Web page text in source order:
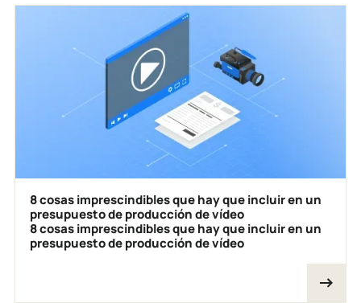
8 cosas imprescindibles que hay que incluir en un
presupuesto de producción de vídeo
8 cosas imprescindibles que hay que incluir en un
presupuesto de producción de vídeo